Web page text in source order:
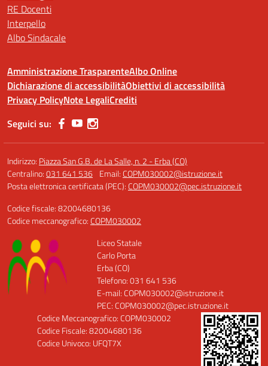
RE Docenti
Interpello
Albo Sindacale
Amministrazione TrasparenteAlbo Online
Dichiarazione di accessibilitàObiettivi di accessibilità
Privacy PolicyNote LegaliCrediti
Seguici su:
Indirizzo: Piazza San G.B. de La Salle, n. 2 - Erba (CO)
Centralino:031 641 536 Email: COPM030002@istruzione.it
Posta elettronica certificata (PEC): COPM030002@pec.istruzione.it
Codice fiscale: 82004680136
Codice meccanografico: COPM030002
Liceo Statale
Carlo Porta
Erba (CO)
Telefono: 031 641 536
E-mail: COPM030002@istruzione.it
PEC: COPM030002@pec.istruzione.it
Codice Meccanografico: COPM030002
Codice Fiscale: 82004680136
Codice Univoco: UFQT7X